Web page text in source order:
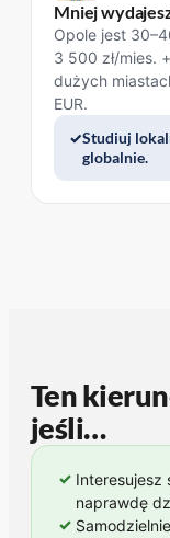
Mniej
Opole jest
3 500 zł/mies.
dużych
EUR.
Studiuj
globalnie.
Ten
jeśli…
✓ Interesujesz
naprawdę
✓